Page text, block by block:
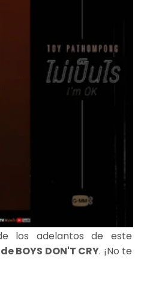
los adelantos de este
BOYS DON'T CRY. ¡No te